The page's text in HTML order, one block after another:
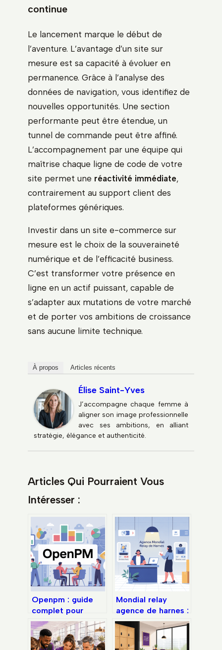
continue
Le lancement marque le début de
l’aventure. L’avantage d’un site sur
mesure est sa capacité à évoluer en
permanence. Grâce à l’analyse des
données de navigation, vous identifiez de
nouvelles opportunités. Une section
performante peut être étendue, un
tunnel de commande peut être affiné.
L’accompagnement par une équipe qui
maîtrise chaque ligne de code de votre
site permet une réactivité immédiate,
contrairement au support client des
plateformes génériques.
Investir dans un site e-commerce sur
mesure est le choix de la souveraineté
numérique et de l’efficacité business.
C’est transformer votre présence en
ligne en un actif puissant, capable de
s’adapter aux mutations de votre marché
et de porter vos ambitions de croissance
sans aucune limite technique.
À propos Articles récents
Élise Saint-Yves
J’accompagne chaque femme à
aligner son image professionnelle
avec ses ambitions, en alliant
stratégie, élégance et authenticité.
Articles Qui Pourraient Vous
Intéresser :
Openpm : guide
complet pour
comprendre,
installer et utiliser
l’outil
Mondial relay
agence de harnes :
horaires, accès et
services utiles